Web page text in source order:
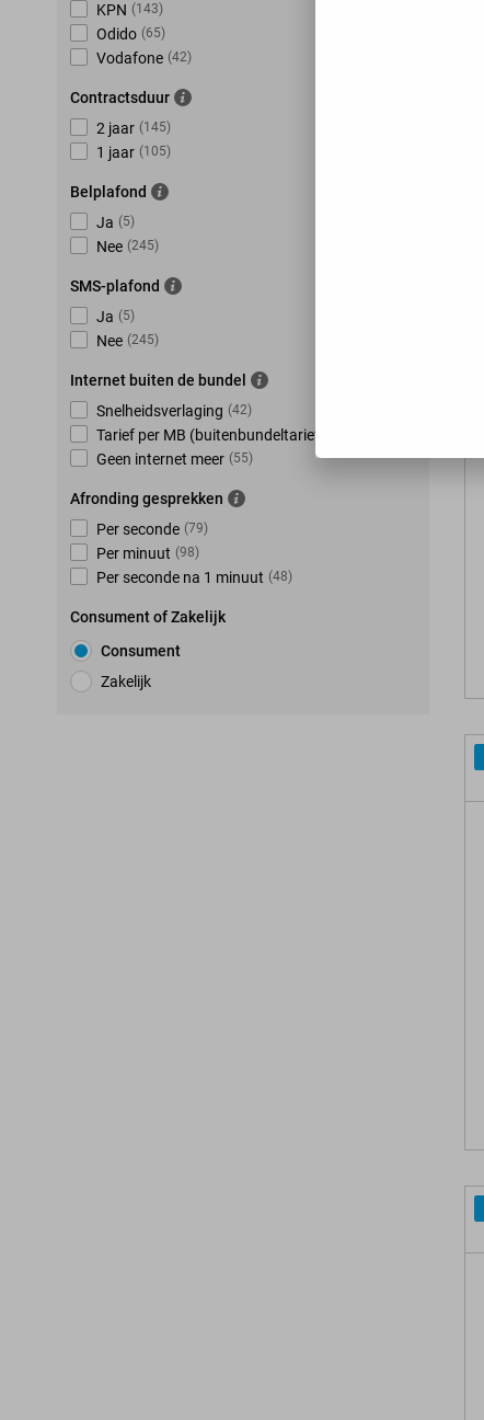
KPN (143)
Odido (65)
Vodafone (42)
Contractsduur
2 jaar (145)
1 jaar (105)
Belplafond
Ja (5)
Nee (245)
SMS-plafond
Ja (5)
Nee (245)
Internet buiten de bundel
Snelheidsverlaging (42)
Tarief per MB (buitenbundeltarief)
Geen internet meer (55)
Afronding gesprekken
Per seconde (79)
Per minuut (98)
Per seconde na 1 minuut (48)
Consument of Zakelijk
Consument
Zakelijk